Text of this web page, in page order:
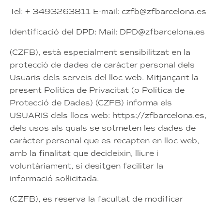
Tel: + 3493263811 E-mail: czfb@zfbarcelona.es
Identificació del DPD: Mail: DPD@zfbarcelona.es
(CZFB), està especialment sensibilitzat en la
protecció de dades de caràcter personal dels
Usuaris dels serveis del lloc web. Mitjançant la
present Política de Privacitat (o Política de
Protecció de Dades) (CZFB) informa els
USUARIS dels llocs web: https://zfbarcelona.es,
dels usos als quals se sotmeten les dades de
caràcter personal que es recapten en lloc web,
amb la finalitat que decideixin, lliure i
voluntàriament, si desitgen facilitar la
informació sol·licitada.
(CZFB), es reserva la facultat de modificar